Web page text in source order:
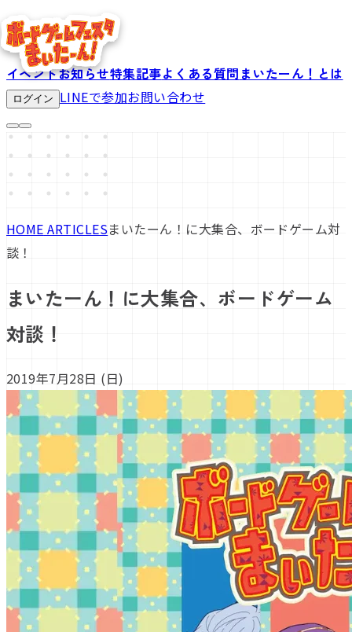
イベントお知らせ特集記事よくある質問 まいたーん！とは
ログイン LINEで参加お問い合わせ
HOME ARTICLESまいたーん！に大集合、ボードゲーム対
談！
まいたーん！に大集合、ボードゲーム
対談！
2019年7月28日 (日)